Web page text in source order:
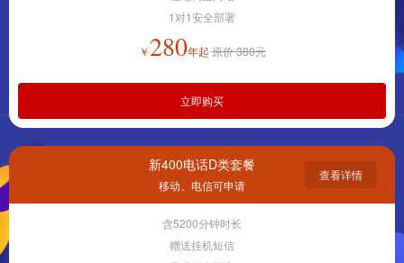
1对1安全部署
￥ 280年起原价 380元
立即购买
新400电话D类套餐
移动、电信可申请
查看详情
含5200分钟时长
赠送挂机短信